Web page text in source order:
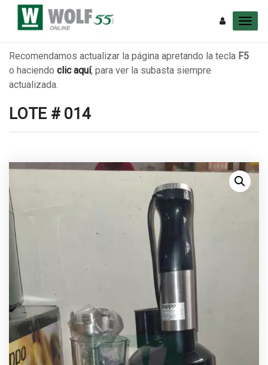
Recomendamos actualizar la página apretando la tecla F5
o haciendo clic aquí, para ver la subasta siempre
actualizada.
LOTE # 014